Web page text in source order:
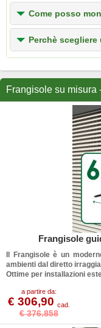
Come posso
Perchè
Frangisole su misura
Frangisole
Frangisoleè un
ambienti dal diretto
Ottime per installazioni
a partire da:
€ 306,90 cad.
€ 376.858